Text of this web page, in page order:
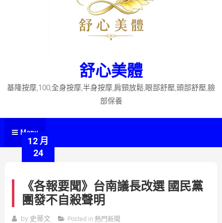
舒心美體
基隆按摩,100,全身按摩,半身按摩,肩頸放鬆,眼部舒壓,頭部舒壓,臉
部保養
Menu
12 月
24
《各報要聞》台南議長改選 國民黨
團發不自殺聲明
by 史蒂文 Posted in 熱門新聞